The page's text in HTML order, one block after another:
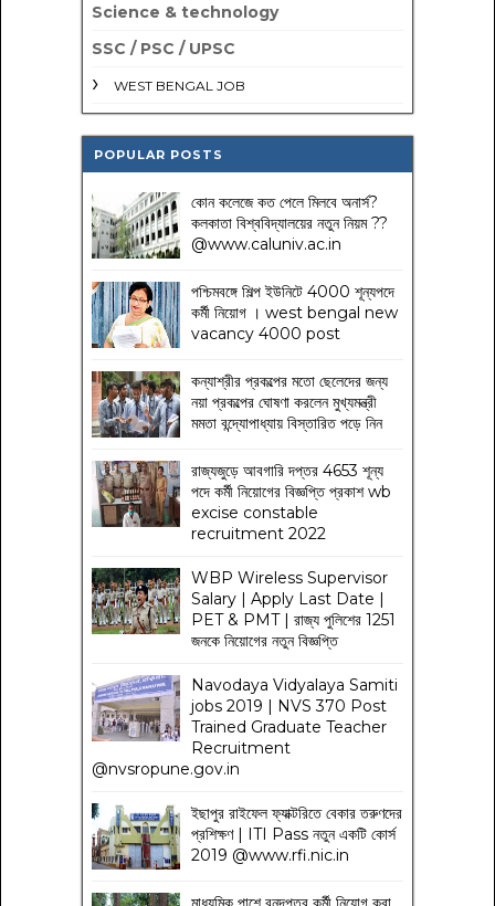
Science & technology
SSC / PSC / UPSC
WEST BENGAL JOB
POPULAR POSTS
কোন কলেজে কত পেলে মিলবে অনার্স?
কলকাতা বিশ্ববিদ্যালয়ের নতুন নিয়ম??
@www.caluniv.ac.in
পশ্চিমবঙ্গে শিল্প ইউনিটে 4000 শূন্যপদে
কর্মী নিয়োগ । west bengal new
vacancy 4000 post
কন্যাশ্রীর প্রকল্পের মতো ছেলেদের জন্য
নয়া প্রকল্পের ঘোষণা করলেন মুখ্যমন্ত্রী
মমতা বন্দ্যোপাধ্যায় বিস্তারিত পড়ে নিন
রাজ্যজুড়ে আবগারি দপ্তর 4653 শূন্য
পদে কর্মী নিয়োগের বিজ্ঞপ্তি প্রকাশ wb
excise constable
recruitment 2022
WBP Wireless Supervisor
Salary | Apply Last Date |
PET & PMT | রাজ্য পুলিশের 1251
জনকে নিয়োগের নতুন বিজ্ঞপ্তি
Navodaya Vidyalaya Samiti
jobs 2019 | NVS 370 Post
Trained Graduate Teacher
Recruitment
@nvsropune.gov.in
ইছাপুর রাইফেল ফ্যাক্টরিতে বেকার তরুণদের
প্রশিক্ষণ | ITI Pass নতুন একটি কোর্স
2019 @www.rfi.nic.in